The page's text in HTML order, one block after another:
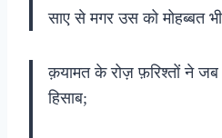
साए से मगर उस को मोहब्बत
क़यामत के रोज़ फ़रिश्तों ने जब
हिसाब;